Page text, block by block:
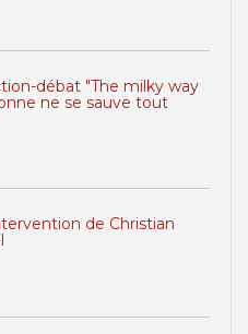
débat "The milky way
ne se sauve tout
de Christian